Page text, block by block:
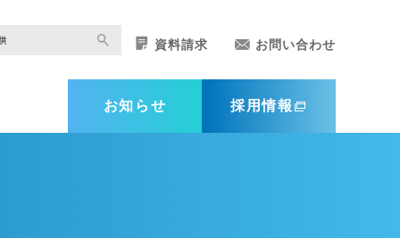
お知らせ 採用情報
資料請求 お問い合わせ